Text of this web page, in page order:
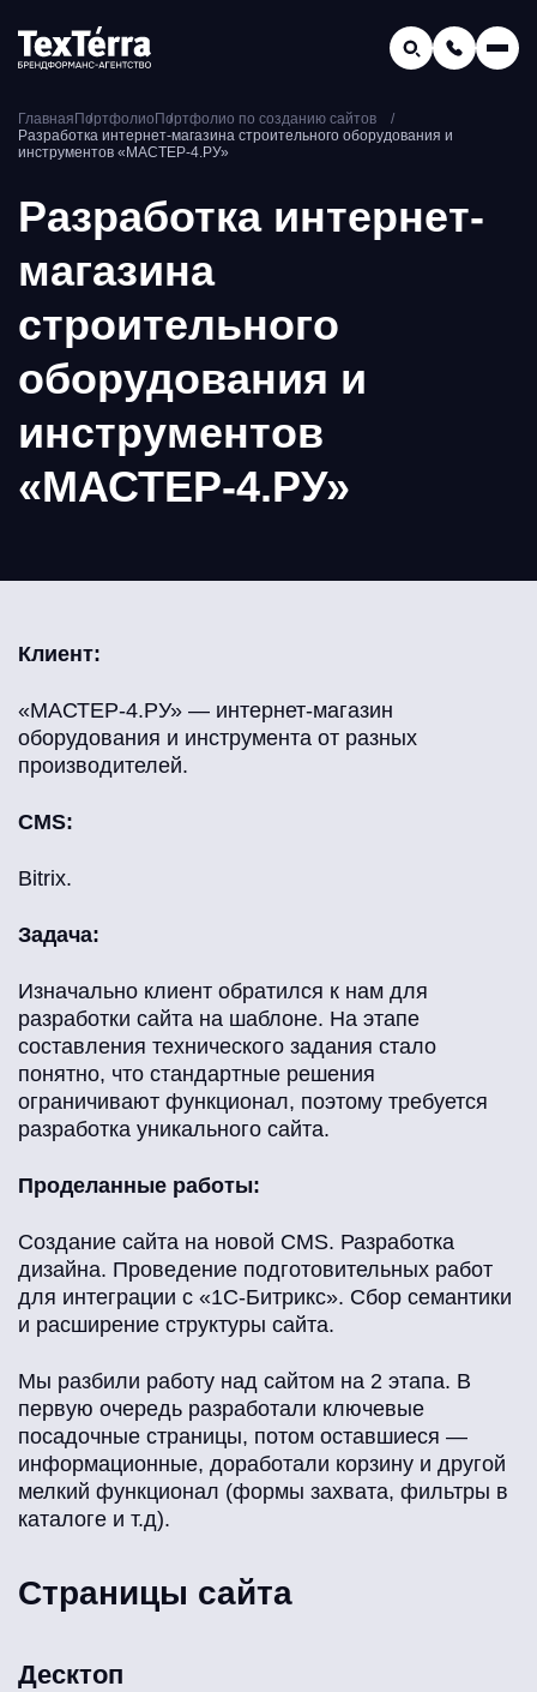
Поиск по услугам и статьям...
Заказать звонок
8 (800) 775-16-41
mail@texterra.ru
Главная Портфолио Портфолио по созданию сайтов
Разработка интернет-магазина строительного оборудования и
инструментов «МАСТЕР-4.РУ»
Разработка интернет-
магазина
строительного
оборудования и
инструментов
«МАСТЕР-4.РУ»
Клиент:
«МАСТЕР-4.РУ» — интернет-магазин
оборудования и инструмента от разных
производителей.
CMS:
Bitrix.
Задача:
Изначально клиент обратился к нам для
разработки сайта на шаблоне. На этапе
составления технического задания стало
понятно, что стандартные решения
ограничивают функционал, поэтому требуется
разработка уникального сайта.
Проделанные работы:
Создание сайта на новой CMS. Разработка
дизайна. Проведение подготовительных работ
для интеграции с «1С-Битрикс». Сбор семантики
и расширение структуры сайта.
Мы разбили работу над сайтом на 2 этапа. В
первую очередь разработали ключевые
посадочные страницы, потом оставшиеся —
информационные, доработали корзину и другой
мелкий функционал (формы захвата, фильтры в
каталоге и т.д).
Страницы сайта
Десктоп